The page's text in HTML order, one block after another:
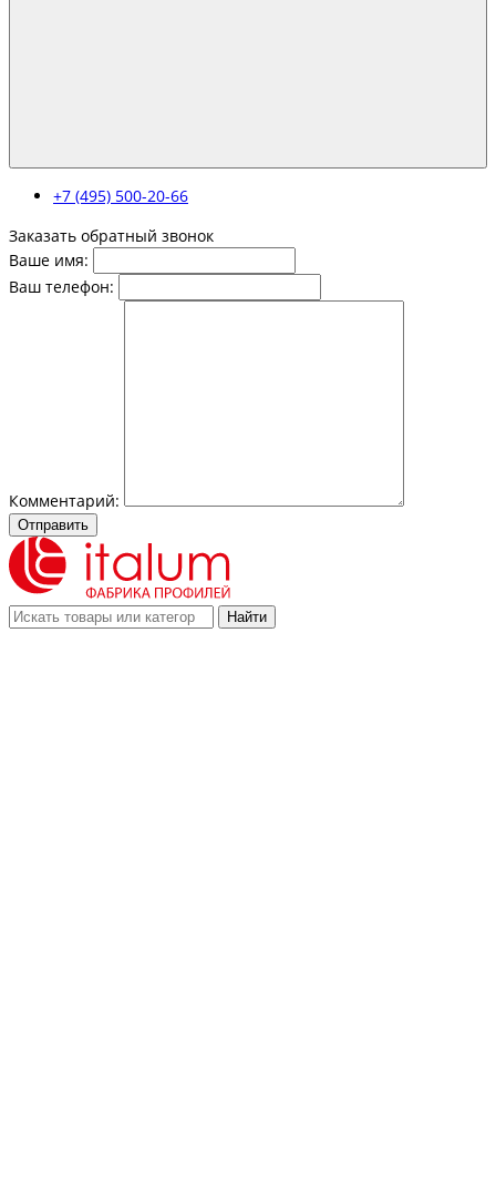
+7 (495) 500-20-66
Заказать обратный звонок
Ваше имя:
Ваш телефон:
Комментарий:
Отправить
Найти